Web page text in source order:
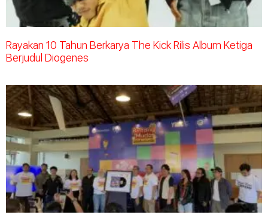
Rayakan 10 Tahun Berkarya The Kick Rilis Album Ketiga
Berjudul Diogenes